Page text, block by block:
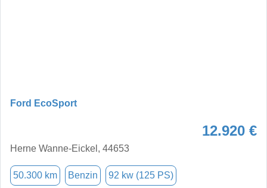
Ford EcoSport
12.920 €
Herne Wanne-Eickel, 44653
50.300 km Benzin 92 kw (125 PS)